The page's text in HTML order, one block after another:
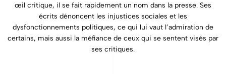
œil critique, il se fait rapidement un nom dans la presse. Ses
écrits dénoncent les injustices sociales et les
dysfonctionnements politiques, ce qui lui vaut l’admiration de
certains, mais aussi la méfiance de ceux qui se sentent visés par
ses critiques.